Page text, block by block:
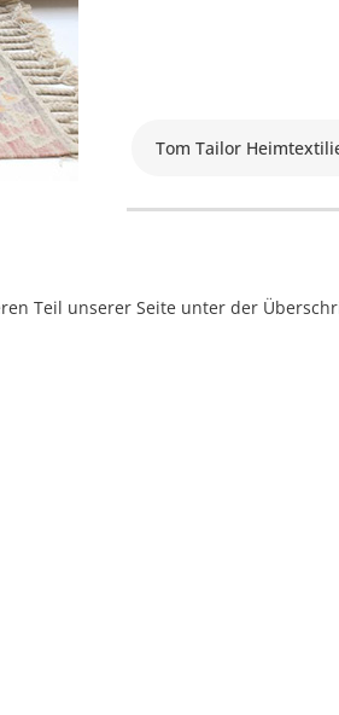
Tom Tailor
Teil unserer Seite unter der